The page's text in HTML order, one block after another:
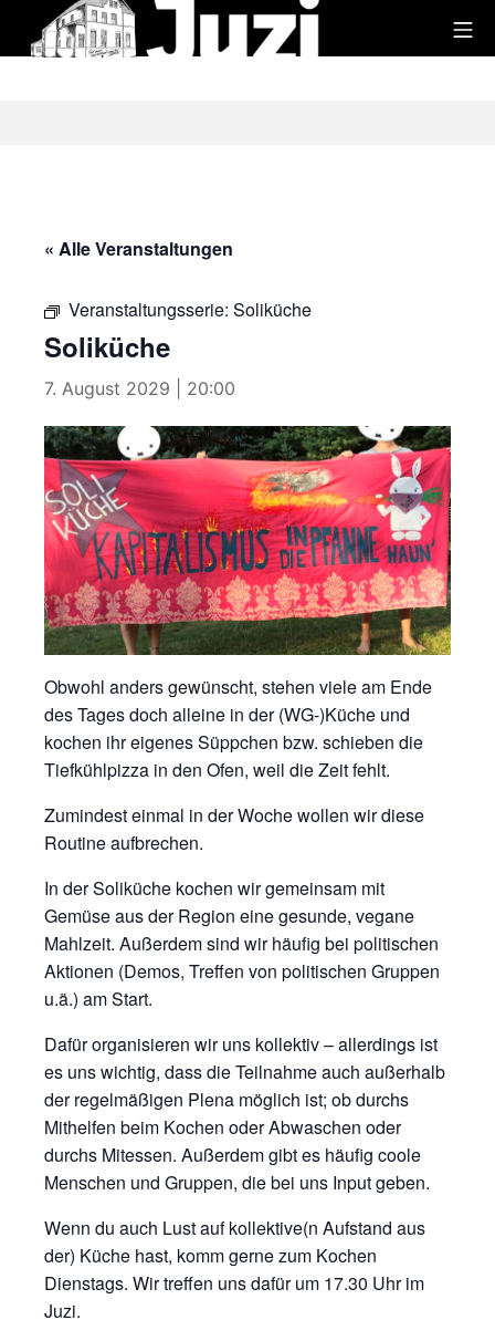
Inhalt
« Alle Veranstaltungen
Veranstaltungsserie: Soliküche
Soliküche
7. August 2029 | 20:00
Obwohl anders gewünscht, stehen viele am Ende
des Tages doch alleine in der (WG-)Küche und
kochen ihr eigenes Süppchen bzw. schieben die
Tiefkühlpizza in den Ofen, weil die Zeit fehlt.
Zumindest einmal in der Woche wollen wir diese
Routine aufbrechen.
In der Soliküche kochen wir gemeinsam mit
Gemüse aus der Region eine gesunde, vegane
Mahlzeit. Außerdem sind wir häufig bei politischen
Aktionen (Demos, Treffen von politischen Gruppen
u.ä.) am Start.
Dafür organisieren wir uns kollektiv – allerdings ist
es uns wichtig, dass die Teilnahme auch außerhalb
der regelmäßigen Plena möglich ist; ob durchs
Mithelfen beim Kochen oder Abwaschen oder
durchs Mitessen. Außerdem gibt es häufig coole
Menschen und Gruppen, die bei uns Input geben.
Wenn du auch Lust auf kollektive(n Aufstand aus
der) Küche hast, komm gerne zum Kochen
Dienstags. Wir treffen uns dafür um 17.30 Uhr im
Juzi.